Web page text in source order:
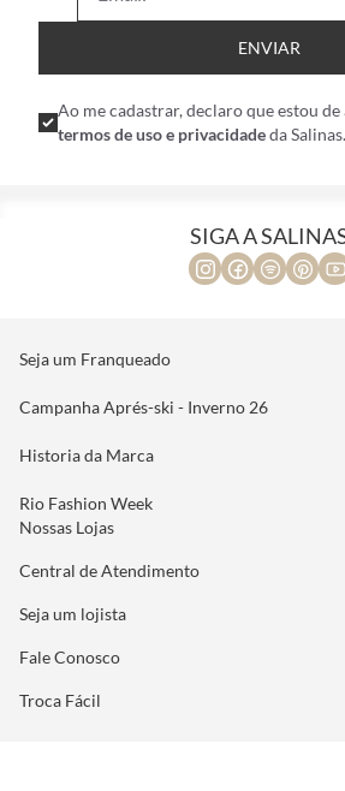
ENVIAR
Ao me cadastrar, declaro que estou
termos de uso e privacidadeda Salinas.
SIGA A
Seja um Franqueado
Campanha Aprés-ski - Inverno 26
Historia da Marca
Rio Fashion Week
Nossas Lojas
Central de Atendimento
Seja um lojista
Fale Conosco
Troca Fácil